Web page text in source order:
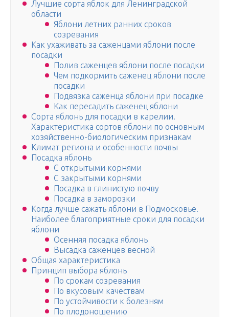
Лучшие сорта яблок для Ленинградской
области
Яблони летних ранних сроков
созревания
Как ухаживать за саженцами яблони после
посадки
Полив саженцев яблони после посадки
Чем подкормить саженец яблони после
посадки
Подвязка саженца яблони при посадке
Как пересадить саженец яблони
Сорта яблонь для посадки в карелии.
Характеристика сортов яблони по основным
хозяйственно-биологическим признакам
Климат региона и особенности почвы
Посадка яблонь
С открытыми корнями
С закрытыми корнями
Посадка в глинистую почву
Посадка в заморозки
Когда лучше сажать яблони в Подмосковье.
Наиболее благоприятные сроки для посадки
яблони
Осенняя посадка яблонь
Высадка саженцев весной
Общая характеристика
Принцип выбора яблонь
По срокам созревания
По вкусовым качествам
По устойчивости к болезням
По плодоношению